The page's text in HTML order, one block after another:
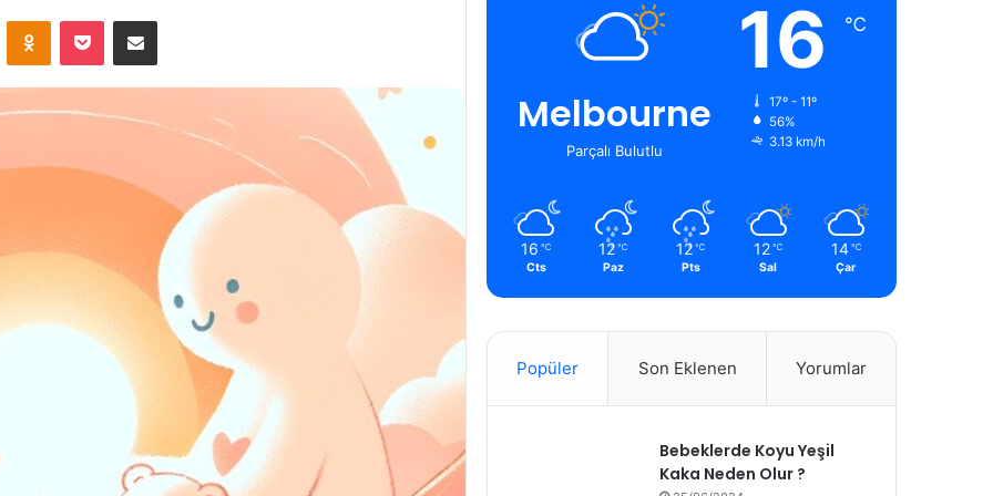
Melbourne
Parçalı Bulutlu
16 ℃
17º - 11º
56%
3.13 km/h
16 ℃
Cts
12 ℃
Paz
12 ℃
Pts
12 ℃
Sal
14 ℃
Çar
Popüler Son Eklenen Yorumlar
Bebeklerde Koyu Yeşil
Kaka Neden Olur ?